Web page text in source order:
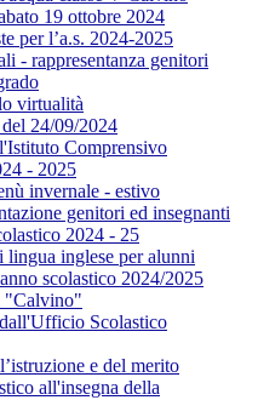
19 ottobre 2024
per l’a.s. 2024-2025
- rappresentanza genitori
virtualità
24/09/2024
Comprensivo
- 2025
invernale - estivo
genitori ed insegnanti
2024 - 25
inglese per alunni
scolastico 2024/2025
"Calvino"
Scolastico
e del merito
all'insegna della